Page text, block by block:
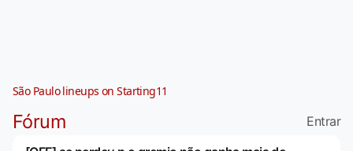
São Paulo lineups on Starting11
Fórum
Entrar